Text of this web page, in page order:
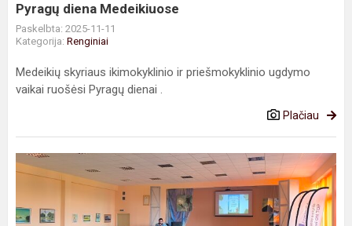
Pyragų diena Medeikiuose
Paskelbta: 2025-11-11
Kategorija: Renginiai
Medeikių skyriaus ikimokyklinio ir priešmokyklinio ugdymo
vaikai ruošėsi Pyragų dienai .
Plačiau
Kaštonų
pradinių
klasių
mokiniai